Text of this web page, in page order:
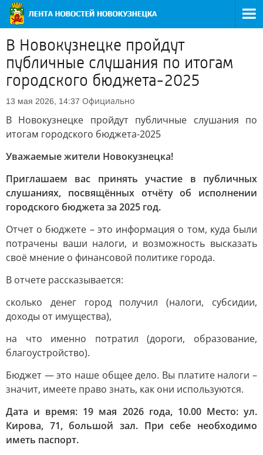
В Новокузнецке пройдут
публичные слушания по итогам
городского бюджета-2025
13 мая 2026, 14:37 Официально
В Новокузнецке пройдут публичные слушания по
итогам городского бюджета-2025
Уважаемые жители Новокузнецка!
Приглашаем вас принять участие в публичных
слушаниях, посвящённых отчёту об исполнении
городского бюджета за 2025 год.
Отчет о бюджете – это информация о том, куда были
потрачены ваши налоги, и возможность высказать
своё мнение о финансовой политике города.
В отчете рассказывается:
сколько денег город получил (налоги, субсидии,
доходы от имущества),
на что именно потратил (дороги, образование,
благоустройство).
Бюджет — это наше общее дело. Вы платите налоги –
значит, имеете право знать, как они используются.
Дата и время: 19 мая 2026 года, 10.00 Место: ул.
Кирова, 71, большой зал. При себе необходимо
иметь паспорт.